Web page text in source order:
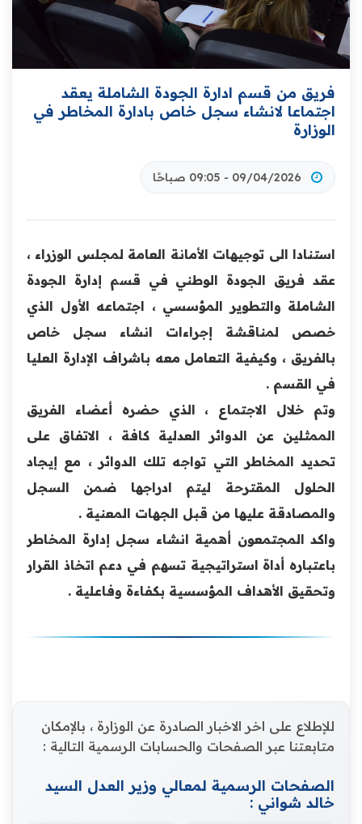
فريق من قسم ادارة الجودة الشاملة يعقد
اجتماعا لانشاء سجل خاص بادارة المخاطر في
الوزارة
09/04/2026 - 09:05 صباحًا
استنادا الى توجيهات الأمانة العامة لمجلس الوزراء ،
عقد فريق الجودة الوطني في قسم إدارة الجودة
الشاملة والتطوير المؤسسي ، اجتماعه الأول الذي
خصص لمناقشة إجراءات انشاء سجل خاص
بالفريق ، وكيفية التعامل معه باشراف الإدارة العليا
في القسم .
وتم خلال الاجتماع ، الذي حضره أعضاء الفريق
الممثلين عن الدوائر العدلية كافة ، الاتفاق على
تحديد المخاطر التي تواجه تلك الدوائر ، مع إيجاد
الحلول المقترحة ليتم ادراجها ضمن السجل
والمصادقة عليها من قبل الجهات المعنية .
واكد المجتمعون أهمية انشاء سجل إدارة المخاطر
باعتباره أداة استراتيجية تسهم في دعم اتخاذ القرار
وتحقيق الأهداف المؤسسية بكفاءة وفاعلية .
للإطلاع على اخر الاخبار الصادرة عن الوزارة ، بالإمكان
متابعتنا عبر الصفحات والحسابات الرسمية التالية :
الصفحات الرسمية لمعالي وزير العدل السيد
خالد شواني :